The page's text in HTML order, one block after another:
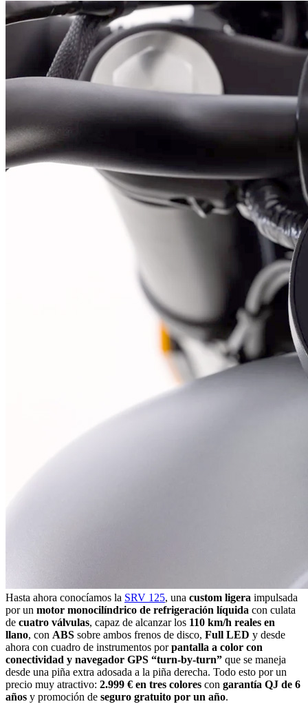
Hasta ahora conocíamos la SRV 125, una custom ligera impulsada
por un motor monocilíndrico de refrigeración líquida con culata
de cuatro válvulas, capaz de alcanzar los 110 km/h reales en
llano, con ABS sobre ambos frenos de disco, Full LED y desde
ahora con cuadro de instrumentos porpantalla a color con
conectividad y navegador GPS “turn-by-turn” que se maneja
desde una piña extra adosada a la piña derecha. Todo esto por un
precio muy atractivo: 2.999 € en tres colores con garantía QJ de 6
años y promoción de seguro gratuito por un año.